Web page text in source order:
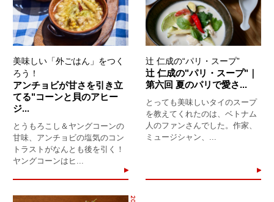
美味しい「外ごはん」をつく
ろう！
アンチョビが甘さを引き立
てる"コーンと貝のアヒー
ジ...
とうもろこし＆ヤングコーンの
甘味、アンチョビの塩気のコン
トラストがなんとも後を引く！
ヤングコーンはヒ...
辻 仁成の“パリ・スープ”
辻 仁成の"パリ・スープ"｜
第六回 夏のパリで愛さ...
とっても美味しいタイのスープ
を教えてくれたのは、ベトナム
人のファンさんでした。作家、
ミュージシャン、...